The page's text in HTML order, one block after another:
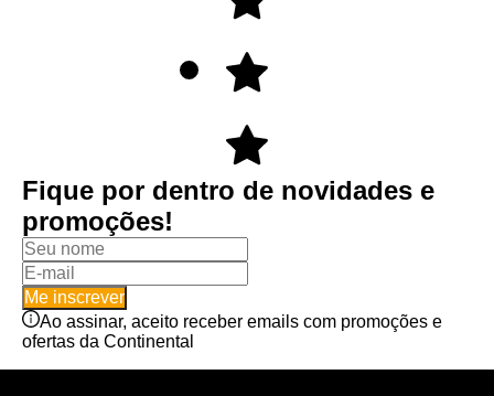
Fique por dentro de novidades e
promoções!
Me inscrever
Ao assinar, aceito receber emails com promoções e
ofertas da Continental